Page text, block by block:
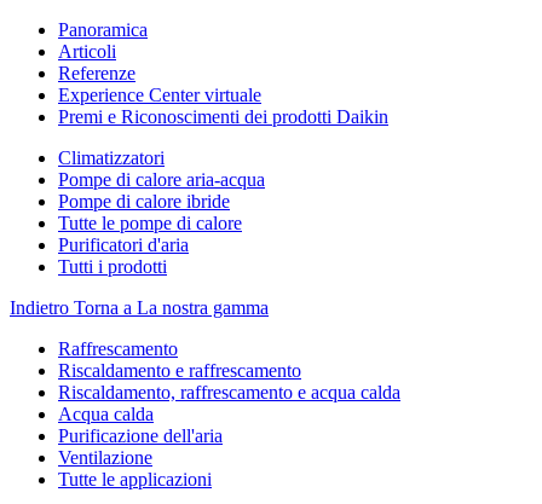
Panoramica
Articoli
Referenze
Experience Center virtuale
Premi e Riconoscimenti dei prodotti Daikin
Climatizzatori
Pompe di calore aria-acqua
Pompe di calore ibride
Tutte le pompe di calore
Purificatori d'aria
Tutti i prodotti
Indietro Torna a La nostra gamma
Raffrescamento
Riscaldamento e raffrescamento
Riscaldamento, raffrescamento e acqua calda
Acqua calda
Purificazione dell'aria
Ventilazione
Tutte le applicazioni